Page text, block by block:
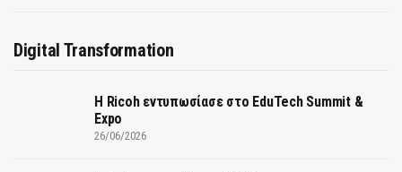
Digital Transformation
Η Ricoh εντυπωσίασε στο EduTech Summit &
Expo
26/06/2026